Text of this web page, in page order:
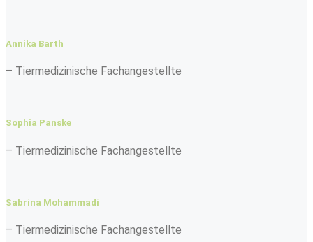
Annika Barth
– Tiermedizinische Fachangestellte
Sophia Panske
– Tiermedizinische Fachangestellte
Sabrina Mohammadi
– Tiermedizinische Fachangestellte